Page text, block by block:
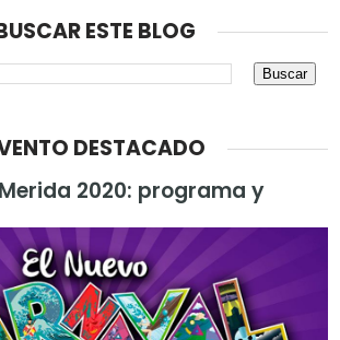
ESTE BLOG
DESTACADO
2020: programa y